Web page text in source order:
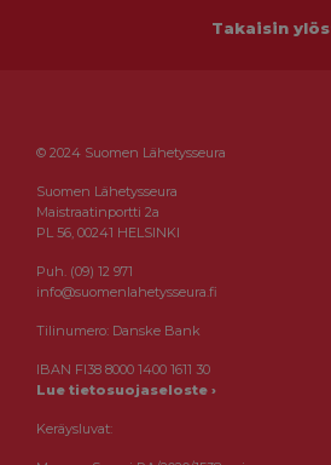
Takaisin ylös
© 2024 Suomen Lähetysseura
Suomen Lähetysseura
Maistraatinportti 2a
PL 56, 00241 HELSINKI
Puh. (09) 12 971
info@suomenlahetysseura.fi
Tilinumero: Danske Bank
IBAN FI38 8000 1400 1611 30
Lue tietosuojaseloste ›
Keräysluvat: